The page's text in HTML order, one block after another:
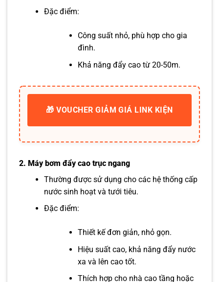
Đặc điểm:
Công suất nhỏ, phù hợp cho gia
đình.
Khả năng đẩy cao từ 20-50m.
🎁 VOUCHER GIẢM GIÁ LINK KIỆN
2. Máy bơm đẩy cao trục ngang
Thường được sử dụng cho các hệ thống cấp
nước sinh hoạt và tưới tiêu.
Đặc điểm:
Thiết kế đơn giản, nhỏ gọn.
Hiệu suất cao, khả năng đẩy nước
xa và lên cao tốt.
Thích hợp cho nhà cao tầng hoặc